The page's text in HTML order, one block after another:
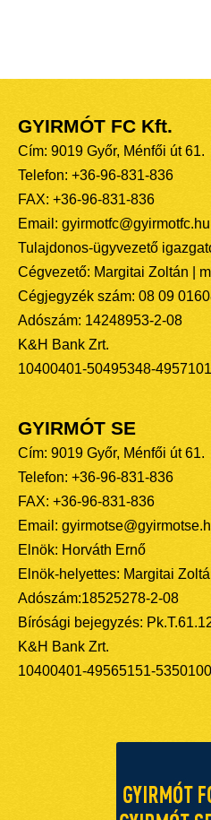
GYIRMÓT FC Kft.
Cím: 9019 Győr, Ménfői út 61.
Telefon: +36-96-831-836
FAX: +36-96-831-836
Email: gyirmotfc@gyirmotfc.hu
Tulajdonos-ügyvezető
Cégvezető: Margitai Zoltán |
Cégjegyzék szám: 08 09
Adószám: 14248953-2-08
K&H Bank Zrt.
10400401-50495348-
GYIRMÓT SE
Cím: 9019 Győr, Ménfői út 61.
Telefon: +36-96-831-836
FAX: +36-96-831-836
Email:
Elnök: Horváth Ernő
Elnök-helyettes: Margitai
Adószám:18525278-2-08
Bírósági bejegyzés:
K&H Bank Zrt.
10400401-49565151-